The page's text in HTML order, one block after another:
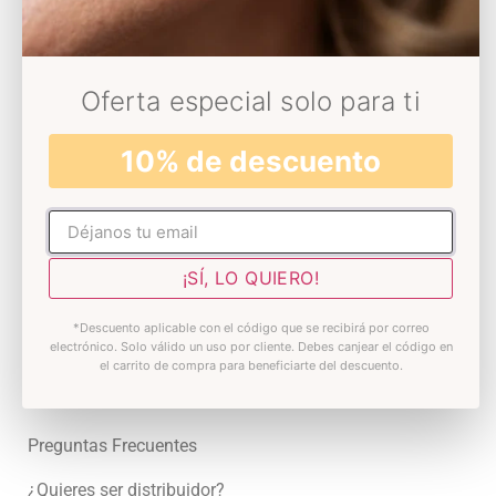
Universo Decolores
Somos Solidarios
Blog
Skin test
Premios
Atención al cliente
Preguntas Frecuentes
¿Quieres ser distribuidor?
Oferta especial solo para ti
10% de descuento
No rellenar
¡SÍ, LO QUIERO!
*Descuento aplicable con el código que se recibirá por correo
electrónico. Solo válido un uso por cliente. Debes canjear el código en
el carrito de compra para beneficiarte del descuento.